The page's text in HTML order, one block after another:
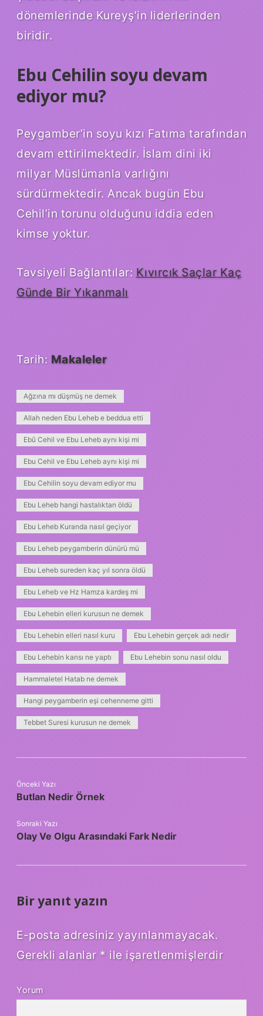
dönemlerinde Kureyş’in liderlerinden
biridir.
Ebu Cehilin soyu devam
ediyor mu?
Peygamber’in soyu kızı Fatıma tarafından
devam ettirilmektedir. İslam dini iki
milyar Müslümanla varlığını
sürdürmektedir. Ancak bugün Ebu
Cehil’in torunu olduğunu iddia eden
kimse yoktur.
Tavsiyeli Bağlantılar: Kıvırcık Saçlar Kaç
Günde Bir Yıkanmalı
Tarih: Makaleler
Ağzına mı düşmüş ne demek
Allah neden Ebu Leheb e beddua etti
Ebû Cehil ve Ebu Leheb aynı kişi mi
Ebu Cehil ve Ebu Leheb aynı kişi mi
Ebu Cehilin soyu devam ediyor mu
Ebu Leheb hangi hastalıktan öldü
Ebu Leheb Kuranda nasıl geçiyor
Ebu Leheb peygamberin dünürü mü
Ebu Leheb sureden kaç yıl sonra öldü
Ebu Leheb ve Hz Hamza kardeş mi
Ebu Lehebin elleri kurusun ne demek
Ebu Lehebin elleri nasıl kuru Ebu Lehebin gerçek adı nedir
Ebu Lehebin karısı ne yaptı Ebu Lehebin sonu nasıl oldu
Hammaletel Hatab ne demek
Hangi peygamberin eşi cehenneme gitti
Tebbet Suresi kurusun ne demek
Önceki Yazı
Butlan Nedir Örnek
Sonraki Yazı
Olay Ve Olgu Arasındaki Fark Nedir
Bir yanıt yazın
E-posta adresiniz yayınlanmayacak.
Gerekli alanlar * ile işaretlenmişlerdir
Yorum